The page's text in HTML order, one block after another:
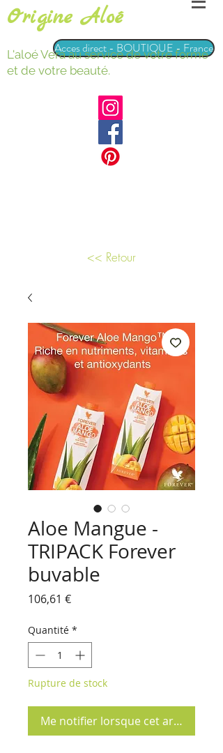
Acces direct - BOUTIQUE - France
Origine Aloé
L'aloé Vera au service de votre forme
et de votre beauté.
<< Retour
Aloe Mangue -
TRIPACK Forever
buvable
106,61 €Prix
Quantité *
Rupture de stock
Me notifier lorsque cet article est